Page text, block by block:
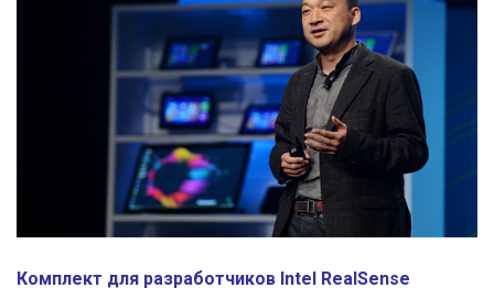
Комплект для разработчиков Intel RealSense